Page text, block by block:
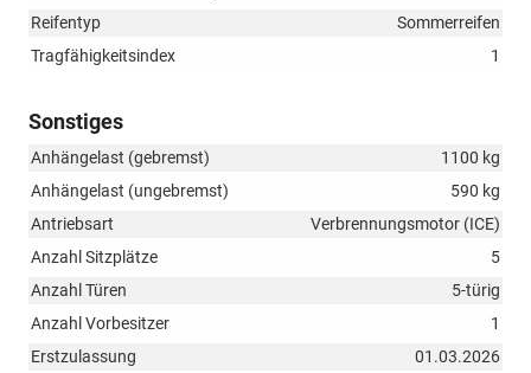
Reifentyp
Sommerreifen
Tragfähigkeitsindex
1
Sonstiges
Anhängelast (gebremst)
1100 kg
Anhängelast (ungebremst)
590 kg
Antriebsart
Verbrennungsmotor (ICE)
Anzahl Sitzplätze
5
Anzahl Türen
5-türig
Anzahl Vorbesitzer
1
Erstzulassung
01.03.2026